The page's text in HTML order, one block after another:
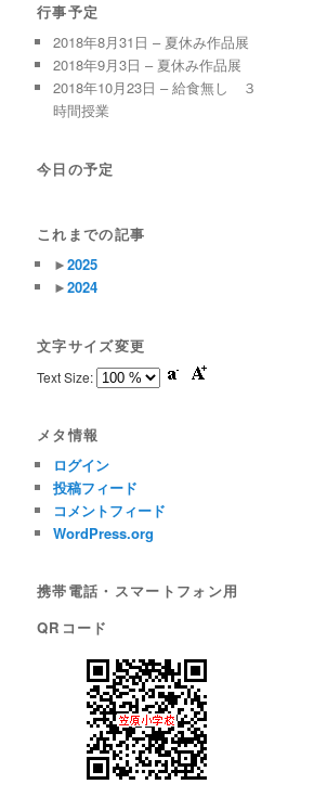
行事予定
2018年8月31日 – 夏休み作品展
2018年9月3日 – 夏休み作品展
2018年10月23日 – 給食無し ３
時間授業
今日の予定
これまでの記事
►2025
►2024
文字サイズ変更
Text Size:
メタ情報
ログイン
投稿フィード
コメントフィード
WordPress.org
携帯電話・スマートフォン用
QRコード